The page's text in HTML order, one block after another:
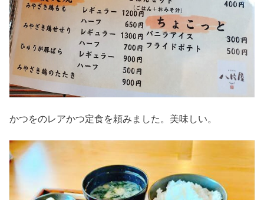
かつをのレアかつ定食を頼みました。美味しい。